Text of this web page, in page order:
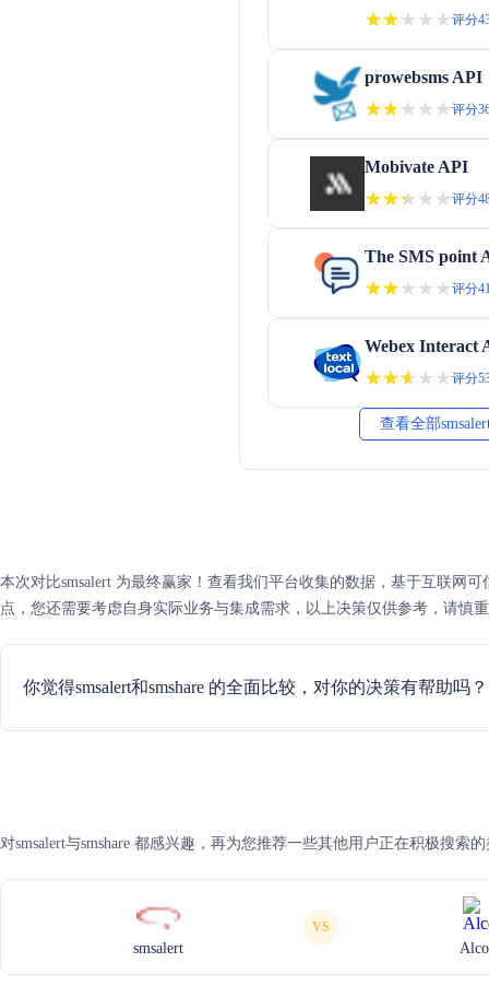
★★★★★
★★★★★评分
prowebsms API
★★★★★
★★★★★评分
Mobivate API
★★★★★
★★★★★评分
The SMS point
★★★★★
★★★★★评分
Webex Interact
★★★★★
★★★★★评分
查看全部
本次对比smsalert 为最终赢家！查看我们平台收集的数据，基于互联网可
点，您还需要考虑自身实际业务与集成需求，以上决策仅供参考，请慎
你觉得smsalert和smshare 的全面比较，对你的决策有帮助吗？
对smsalert与smshare 都感兴趣，再为您推荐一些其他用户正在积极搜索
smsalert
VS